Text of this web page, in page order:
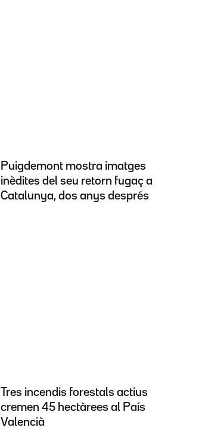
Puigdemont mostra imatges
inèdites del seu retorn fugaç a
Catalunya, dos anys després
Tres incendis forestals actius
cremen 45 hectàrees al País
Valencià